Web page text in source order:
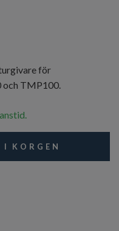
för
TMP100.
I KORGEN